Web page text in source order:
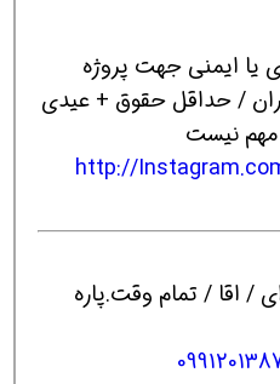
یا ایمنی جهت پروژه
/ حداقل حقوق + عیدی
مهم نیست
http://
/ اقا / تمام وقت.پاره